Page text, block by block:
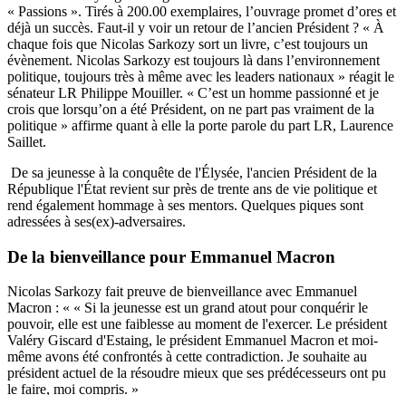
« Passions ». Tirés à 200.00 exemplaires, l’ouvrage promet d’ores et
déjà un succès. Faut-il y voir un retour de l’ancien Président ? « À
chaque fois que Nicolas Sarkozy sort un livre, c’est toujours un
évènement. Nicolas Sarkozy est toujours là dans l’environnement
politique, toujours très à même avec les leaders nationaux » réagit le
sénateur LR Philippe Mouiller. « C’est un homme passionné et je
crois que lorsqu’on a été Président, on ne part pas vraiment de la
politique » affirme quant à elle la porte parole du part LR, Laurence
Saillet.
De sa jeunesse à la conquête de l'Élysée, l'ancien Président de la
République l'État revient sur près de trente ans de vie politique et
rend également hommage à ses mentors. Quelques piques sont
adressées à ses(ex)-adversaires.
De la bienveillance pour Emmanuel Macron
Nicolas Sarkozy fait preuve de bienveillance avec Emmanuel
Macron : « « Si la jeunesse est un grand atout pour conquérir le
pouvoir, elle est une faiblesse au moment de l'exercer. Le président
Valéry Giscard d'Estaing, le président Emmanuel Macron et moi-
même avons été confrontés à cette contradiction. Je souhaite au
président actuel de la résoudre mieux que ses prédécesseurs ont pu
le faire, moi compris. »